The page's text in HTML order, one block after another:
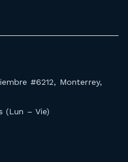
#6212, Monterrey,
(Lun – Vie)